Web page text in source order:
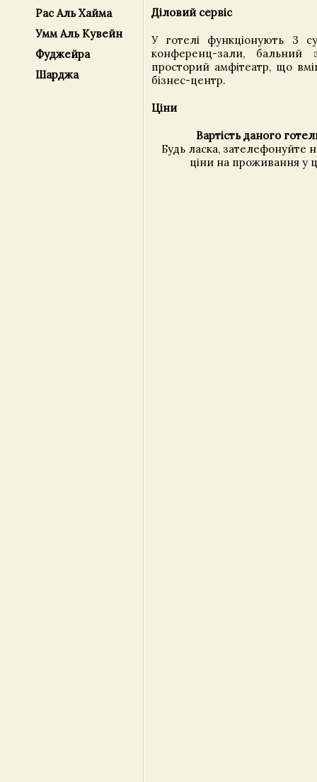
Рас Аль Хайма
Умм Аль Кувейн
Фуджейра
Шарджа
Діловий сервіс
У готелі функціонують 3
конференц-зали,
просторий амфітеатр, що
бізнес-центр.
Ціни
Вартість даного
Будь ласка, зателефонуйте
ціни на проживання у